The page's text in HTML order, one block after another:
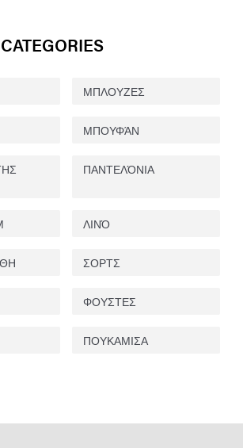
ΜΠΛΟΥΖΕΣ
ΜΠΟΥΦΆΝ
ΠΑΝΤΕΛΌΝΙΑ
ΛΙΝΌ
ΣΟΡΤΣ
ΦΟΥΣΤΕΣ
ΠΟΥΚΑΜΙΣΑ